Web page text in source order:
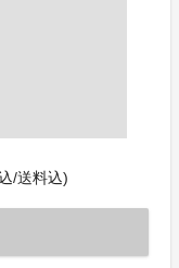
/送料込)